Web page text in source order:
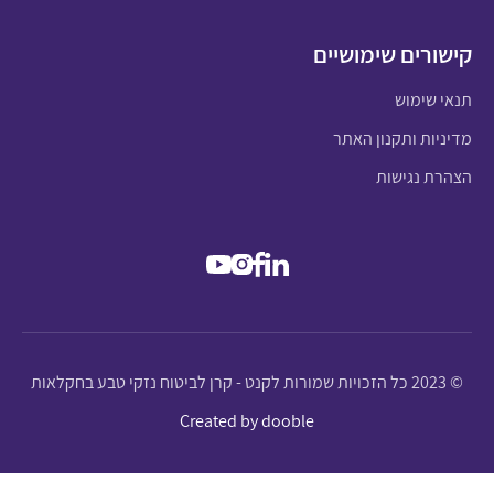
קישורים שימושיים
תנאי שימוש
מדיניות ותקנון האתר
הצהרת נגישות
© 2023 כל הזכויות שמורות לקנט - קרן לביטוח נזקי טבע בחקלאות
Created by dooble